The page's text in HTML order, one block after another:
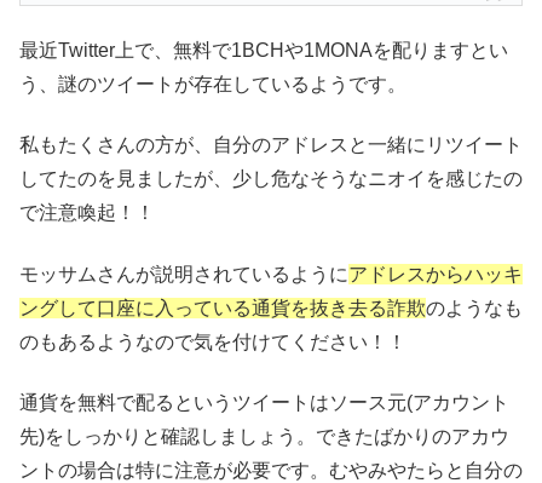
最近Twitter上で、無料で1BCHや1MONAを配りますとい
う、謎のツイートが存在しているようです。
私もたくさんの方が、自分のアドレスと一緒にリツイート
してたのを見ましたが、少し危なそうなニオイを感じたの
で注意喚起！！
モッサムさんが説明されているようにアドレスからハッキ
ングして口座に入っている通貨を抜き去る詐欺のようなも
のもあるようなので気を付けてください！！
通貨を無料で配るというツイートはソース元(アカウント
先)をしっかりと確認しましょう。できたばかりのアカウ
ントの場合は特に注意が必要です。むやみやたらと自分の